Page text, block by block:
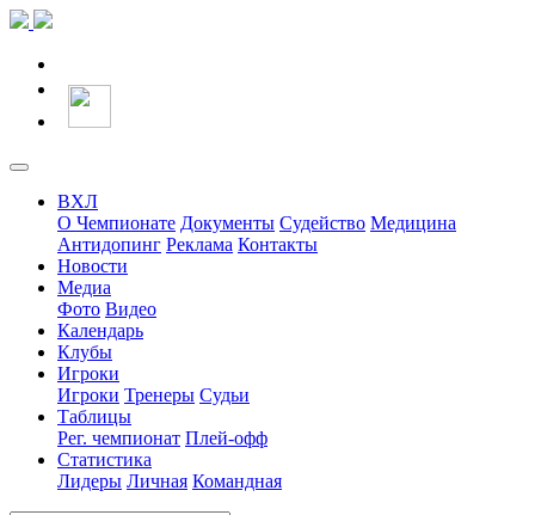
ВХЛ
О Чемпионате Документы Судейство Медицина
Антидопинг Реклама Контакты
Новости
Медиа
Фото Видео
Календарь
Клубы
Игроки
Игроки Тренеры Судьи
Таблицы
Рег. чемпионат Плей-офф
Статистика
Лидеры Личная Командная